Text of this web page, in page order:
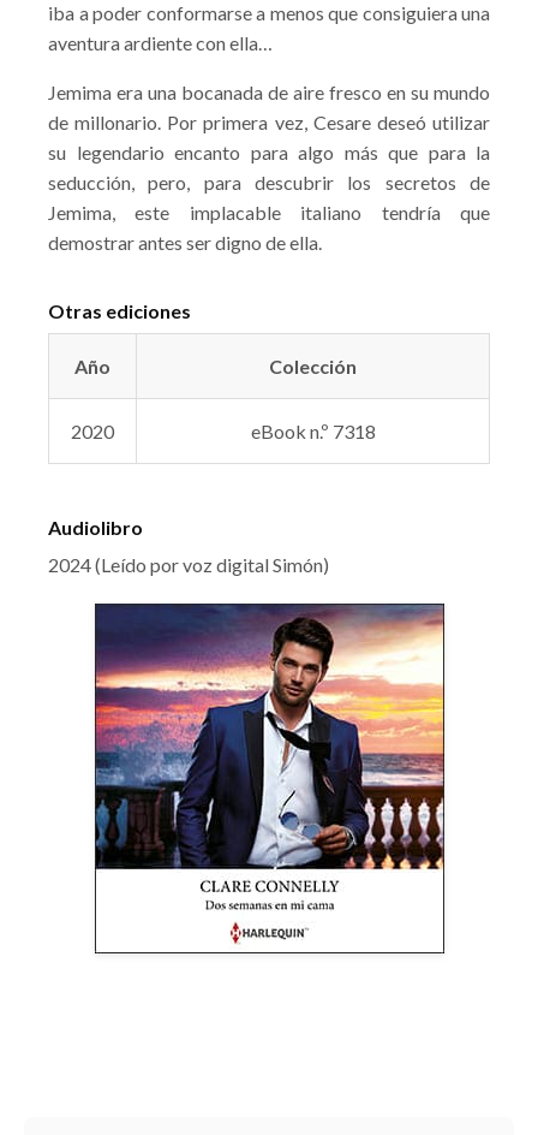
iba a poder conformarse a menos que consiguiera una
aventura ardiente con ella…
Jemima era una bocanada de aire fresco en su mundo
de millonario. Por primera vez, Cesare deseó utilizar
su legendario encanto para algo más que para la
seducción, pero, para descubrir los secretos de
Jemima, este implacable italiano tendría que
demostrar antes ser digno de ella.
Otras ediciones
Año Colección
2020 eBook n.º 7318
Audiolibro
2024 (Leído por voz digital Simón)